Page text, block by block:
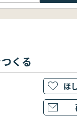
くる
ほ